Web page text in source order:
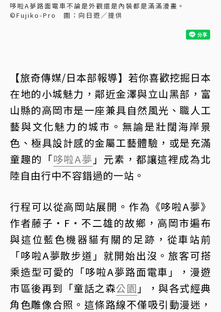
哆啦A夢路面電車不論是外觀還是內裝都是滿滿漫畫。
©Fujiko-Pro 圖：向日遊／提供
【旅奇傳媒/日本部報導】若你喜歡挖掘日本
在地的小城魅力，鄰近金澤與立山黑部，富
山縣的高岡市是一座兼具自然風光、職人工
藝與文化魅力的城市。無論是壯闊海岸景
色、極具設計感的金屬工藝體驗，或是充滿
童趣的「哆啦A夢 」元素，都讓這裡成為北
陸自由行中不容錯過的一站。
行程可以從高岡站展開。作為《哆啦A夢》
作者藤子・F・不二雄的故鄉，高岡市遍布
與這位藍色機器貓有關的足跡，從車站前
「哆啦A夢散步道」就開始出沒。旅客可搭
乘造型可愛的「哆啦A夢路面電車」，漫遊
市區後再到「童話之森公園 」，與各式經典
角色雕像合照。這條路線不僅吸引動漫迷，